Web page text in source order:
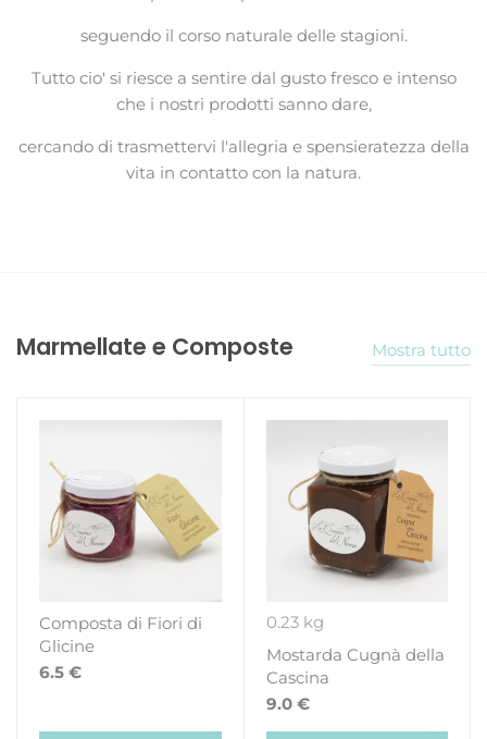
seguendo il corso naturale delle stagioni.
Tutto cio' si riesce a sentire dal gusto fresco e intenso
che i nostri prodotti sanno dare,
cercando di trasmettervi l'allegria e spensieratezza della
vita in contatto con la natura.
Marmellate e Composte Mostra tutto
Composta di Fiori di
Glicine
6.5 €
0.23 kg
Mostarda Cugnà della
Cascina
9.0 €